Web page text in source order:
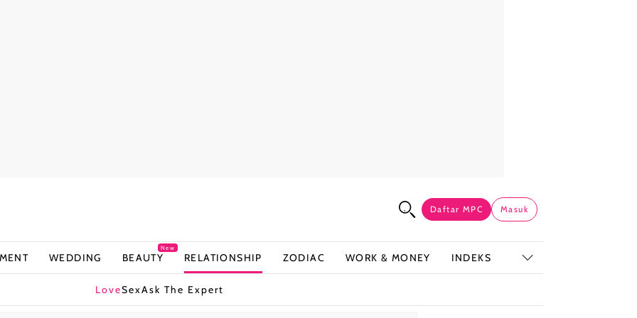
Daftar MPC Masuk
WEDDING BEAUTY
New
RELATIONSHIP ZODIAC WORK & MONEY INDEKS
LoveSexAsk The Expert